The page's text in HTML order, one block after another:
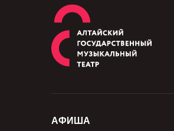
АФИША